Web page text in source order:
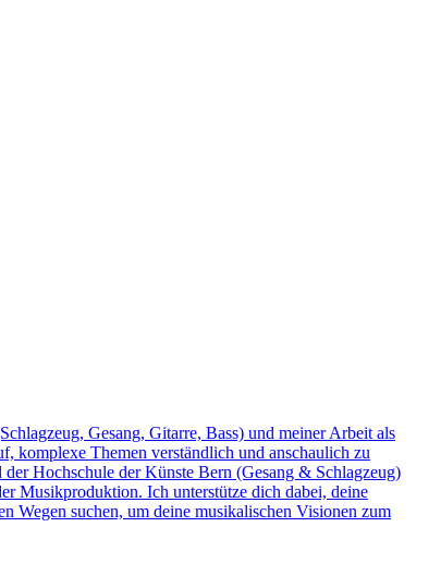
Gesang, Gitarre, Bass) und meiner Arbeit als
komplexe Themen verständlich und anschaulich zu
Hochschule der Künste Bern (Gesang & Schlagzeug)
Musikproduktion. Ich unterstütze dich dabei, deine
Wegen suchen, um deine musikalischen Visionen zum